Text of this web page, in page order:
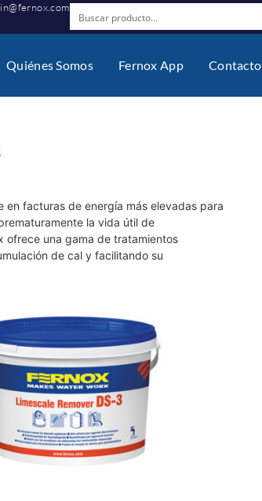
Quiénes Somos Fernox App Contacto
facturas de energía más elevadas para
la vida útil de
ofrece una gama de tratamientos
de cal y facilitando su